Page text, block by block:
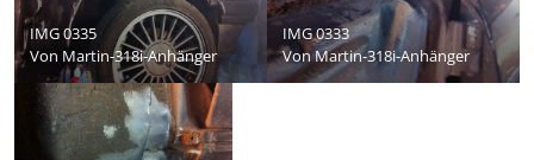
IMG 0335
Von Martin-318i-Anhänger
IMG 0333
VonMartin-318i-Anhänger